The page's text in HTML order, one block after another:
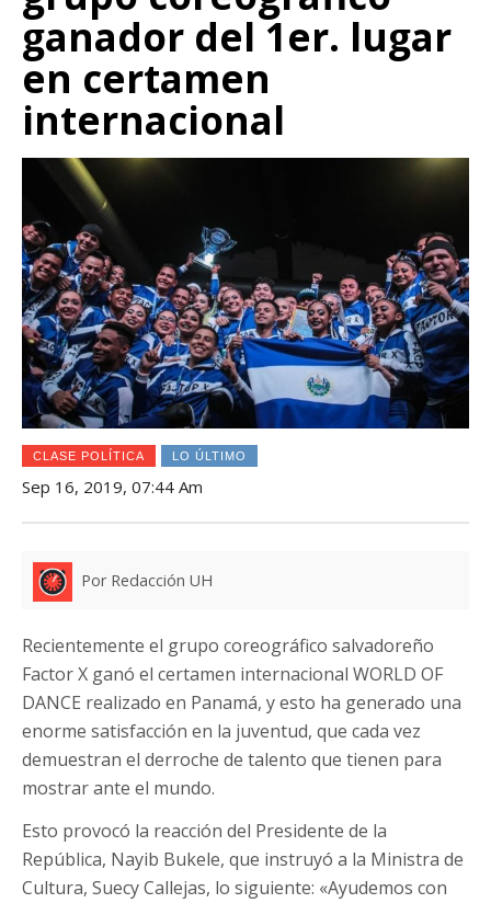
ganador del 1er. lugar
en certamen
internacional
CLASE POLÍTICA LO ÚLTIMO
Sep 16, 2019, 07:44 Am
Por Redacción UH
Recientemente el grupo coreográfico salvadoreño
Factor X ganó el certamen internacional WORLD OF
DANCE realizado en Panamá, y esto ha generado una
enorme satisfacción en la juventud, que cada vez
demuestran el derroche de talento que tienen para
mostrar ante el mundo.
Esto provocó la reacción del Presidente de la
República, Nayib Bukele, que instruyó a la Ministra de
Cultura, Suecy Callejas, lo siguiente: «Ayudemos con